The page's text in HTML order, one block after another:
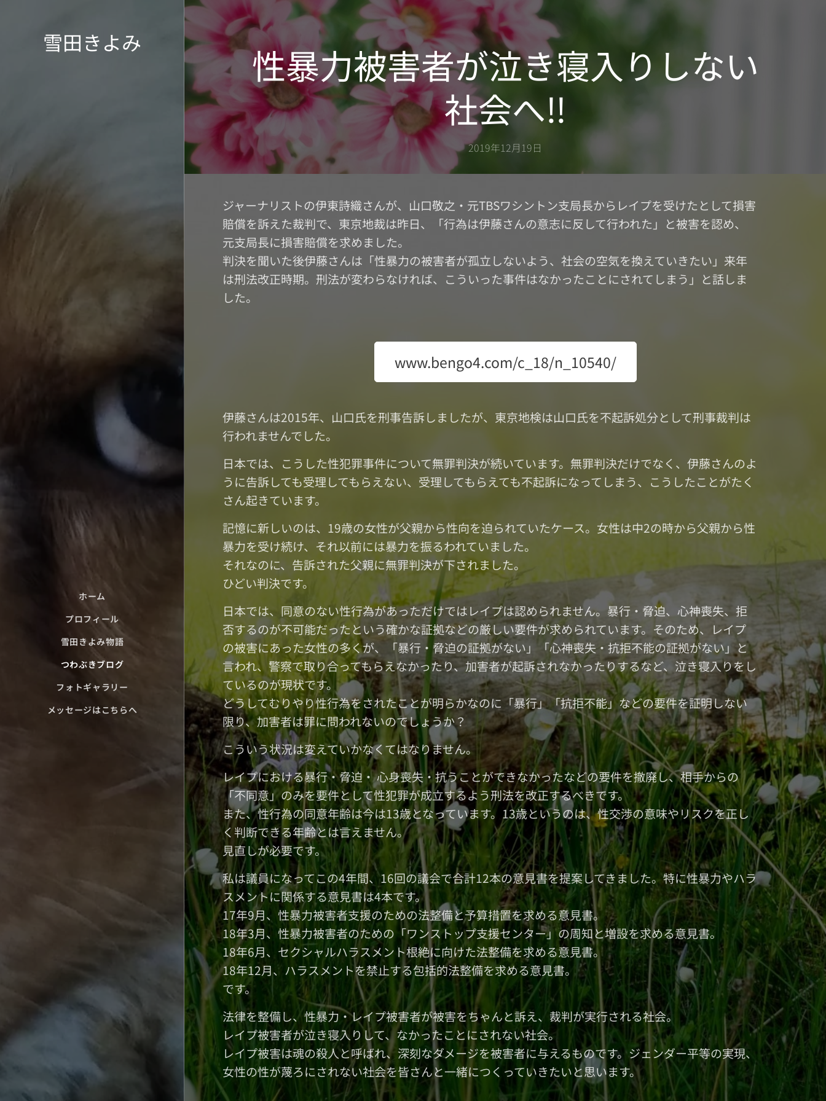
雪田きよみ
ホーム
プロフィール
雪田きよみ物語
つわぶきブログ
フォトギャラリー
メッセージはこちらへ
性暴力被害者が泣き寝入りしない
社会へ‼
2019年12月19日
ジャーナリストの伊東詩織さんが、山口敬之・元TBSワシントン支局長からレイプを受けたとして損害
賠償を訴えた裁判で、東京地裁は昨日、「行為は伊藤さんの意志に反して行われた」と被害を認め、
元支局長に損害賠償を求めました。
判決を聞いた後伊藤さんは「性暴力の被害者が孤立しないよう、社会の空気を換えていきたい」来年
は刑法改正時期。刑法が変わらなければ、こういった事件はなかったことにされてしまう」と話しま
した。
www.bengo4.com/c_18/n_10540/
伊藤さんは2015年、山口氏を刑事告訴しましたが、東京地検は山口氏を不起訴処分として刑事裁判は
行われませんでした。
日本では、こうした性犯罪事件について無罪判決が続いています。無罪判決だけでなく、伊藤さんのよ
うに告訴しても受理してもらえない、受理してもらえても不起訴になってしまう、こうしたことがたく
さん起きています。
記憶に新しいのは、19歳の女性が父親から性向を迫られていたケース。女性は中2の時から父親から性
暴力を受け続け、それ以前には暴力を振るわれていました。
それなのに、告訴された父親に無罪判決が下されました。
ひどい判決です。
日本では、同意のない性行為があっただけではレイプは認められません。暴行・脅迫、心神喪失、拒
否するのが不可能だったという確かな証拠などの厳しい要件が求められています。そのため、レイプ
の被害にあった女性の多くが、「暴行・脅迫の証拠がない」「心神喪失・抗拒不能の証拠がない」と
言われ、警察で取り合ってもらえなかったり、加害者が起訴されなかったりするなど、泣き寝入りをし
ているのが現状です。
どうしてむりやり性行為をされたことが明らかなのに「暴行」「抗拒不能」などの要件を証明しない
限り、加害者は罪に問われないのでしょうか？
こういう状況は変えていかなくてはなりません。
レイプにおける暴行・脅迫・ 心身喪失・抗うことができなかったなどの要件を撤廃し、相手からの
「不同意」のみを要件として性犯罪が成立するよう刑法を改正するべきです。
また、性行為の同意年齢は今は13歳となっています。13歳というのは、性交渉の意味やリスクを正し
く判断できる年齢とは言えません。
見直しが必要です。
私は議員になってこの4年間、16回の議会で合計12本の意見書を提案してきました。特に性暴力やハラ
スメントに関係する意見書は4本です。
17年9月、性暴力被害者支援のための法整備と予算措置を求める意見書。
18年3月、性暴力被害者のための「ワンストップ支援センター」の周知と増設を求める意見書。
18年6月、セクシャルハラスメント根絶に向けた法整備を求める意見書。
18年12月、ハラスメントを禁止する包括的法整備を求める意見書。
です。
法律を整備し、性暴力・レイプ被害者が被害をちゃんと訴え、裁判が実行される社会。
レイプ被害者が泣き寝入りして、なかったことにされない社会。
レイプ被害は魂の殺人と呼ばれ、深刻なダメージを被害者に与えるものです。ジェンダー平等の実現、
女性の性が蔑ろにされない社会を皆さんと一緒につくっていきたいと思います。